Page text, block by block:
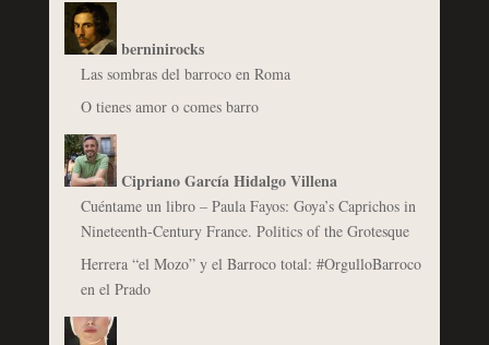
berninirocks
Las sombras del barroco en Roma
O tienes amor o comes barro
Cipriano García Hidalgo Villena
Cuéntame un libro – Paula Fayos: Goya’s Caprichos in
Nineteenth-Century France. Politics of the Grotesque
Herrera “el Mozo” y el Barroco total: #OrgulloBarroco
en el Prado